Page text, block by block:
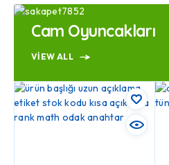
Cam Oyuncakları
VIEW ALL